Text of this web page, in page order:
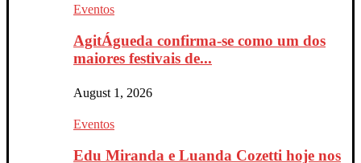
Eventos
AgitÁgueda confirma-se como um dos
maiores festivais de...
August 1, 2026
Eventos
Edu Miranda e Luanda Cozetti hoje nos